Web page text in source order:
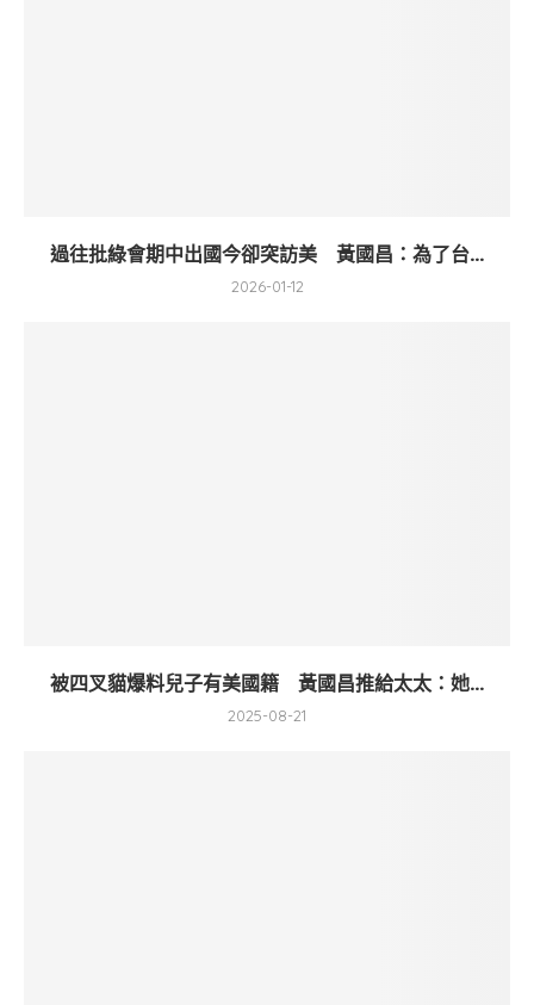
過往批綠會期中出國今卻突訪美 黃國昌：為了台...
2026-01-12
被四叉貓爆料兒子有美國籍 黃國昌推給太太：她...
2025-08-21